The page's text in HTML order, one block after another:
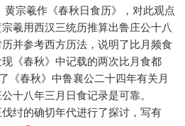
宗羲作《春秋日食历》，对此观点
羲用西汉三统历推算出鲁庄公十八
并参考西方历法，说明了比月频食
《春秋》中记载的两次比月食都
《春秋》中鲁襄公二十四年有关月
十八年三月日食记录是可靠。
纣的确切年代进行了探讨，写有